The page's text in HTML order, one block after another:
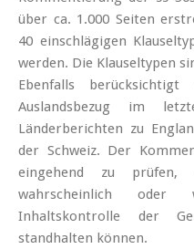
über ca. 1.000 Seiten
40 einschlägigen
werden. Die Klauseltypen
Ebenfalls
Auslandsbezug im
Länderberichten zu
der Schweiz. Der
eingehend zu prüfen,
wahrscheinlich oder
Inhaltskontrolle der
standhalten können.